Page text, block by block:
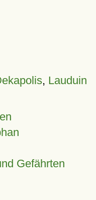
, Lauduin
Gefährten